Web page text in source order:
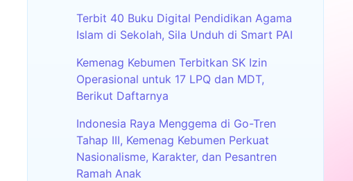
Terbit 40 Buku Digital Pendidikan Agama
Islam di Sekolah, Sila Unduh di Smart PAI
Kemenag Kebumen Terbitkan SK Izin
Operasional untuk 17 LPQ dan MDT,
Berikut Daftarnya
Indonesia Raya Menggema di Go-Tren
Tahap III, Kemenag Kebumen Perkuat
Nasionalisme, Karakter, dan Pesantren
Ramah Anak